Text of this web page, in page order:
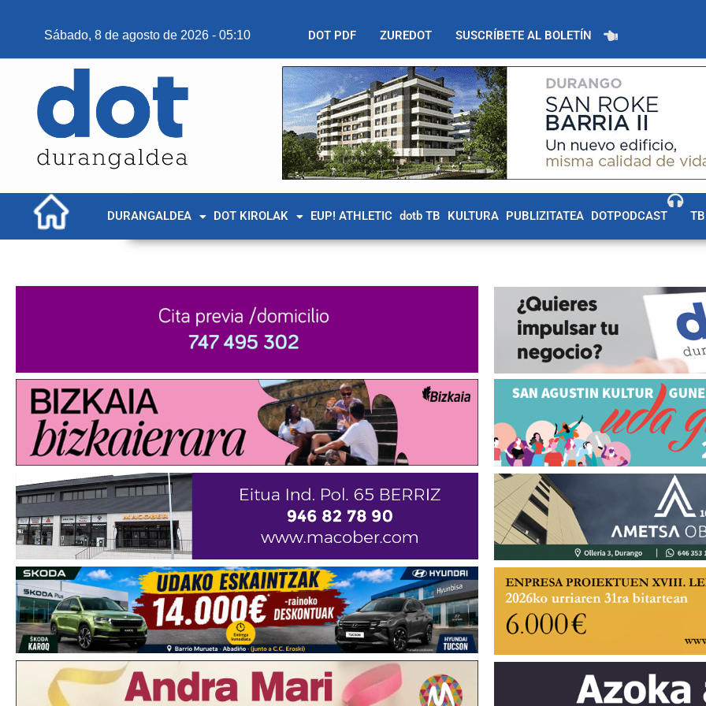
Sábado, 8 de agosto de 2026 - 05:10 DOT PDF ZUREDOT SUSCRÍBETE AL BOLETÍN
DURANGALDEA DOT KIROLAK EUP! ATHLETIC dotb TB KULTURA PUBLIZITATEA DOTPODCAST